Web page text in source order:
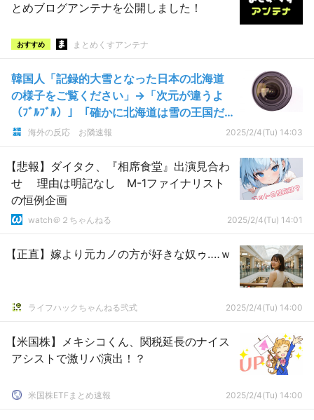
とめブログアンテナを公開しました！
おすすめ まとめくすアンテナ
韓国人「記録的大雪となった日本の北海道
の様子をご覧ください」→「次元が違うよ
（ﾌﾞﾙﾌﾞﾙ）」「確かに北海道は雪の王国だ
ね・・・」「昔はどうやって暮らしていた
海外の反応 お隣速報 2025/2/4(Tu) 14:03
【悲報】ダイタク、『相席食堂』出演見合わ
せ 理由は明記なし M-1ファイナリスト
の恒例企画
watch＠２ちゃんねる 2025/2/4(Tu) 14:01
【正直】嫁より元カノの方が好きな奴ゥ‥‥ｗ
ライフハックちゃんねる弐式 2025/2/4(Tu) 14:00
【米国株】メキシコくん、関税延長のナイス
アシストで激リバ演出！？
米国株ETFまとめ速報 2025/2/4(Tu) 14:00